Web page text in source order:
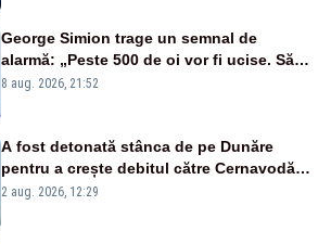
George Simion trage un semnal de
alarmă: „Peste 500 de oi vor fi ucise. Să
vedem dacă ciobanii vor fi despăgubiți”
8 aug. 2026, 21:52
A fost detonată stânca de pe Dunăre
pentru a crește debitul către Cernavodă –
VIDEO
2 aug. 2026, 12:29